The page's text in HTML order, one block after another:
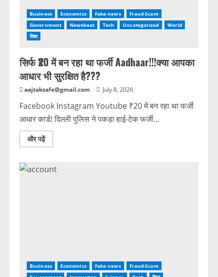
Business Economics Fake news
Fraud-Scam
Government
Newsbeat Tech Uncategorized
World
शिक्षा
सिर्फ ₹20 में बन रहा था फर्जी Aadhaar!!!क्या आपका
आधार भी सुरक्षित है???
aajtaksafe@gmail.com July 8, 2026
Facebook Instagram Youtube ₹20 में बन रहा था फर्जी
आधार कार्ड! दिल्ली पुलिस ने पकड़ा हाई-टेक फर्जी...
और पढ़ें
Business Economics Fake news
Fraud-Scam